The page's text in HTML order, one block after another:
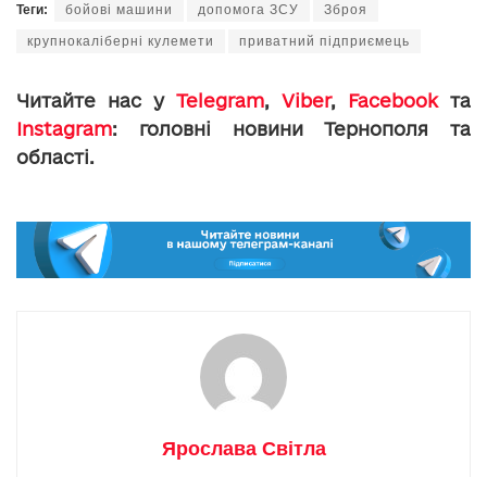
Теги: бойові машини допомога ЗСУ Зброя
крупнокаліберні кулемети приватний підприємець
Читайте нас у Telegram, Viber, Facebookта
Instagram: головні новини Тернополя та
області.
Ярослава Світла